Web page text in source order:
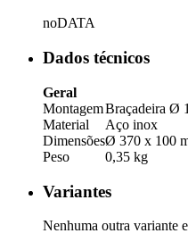
noDATA
Dados técnicos
Geral
MontagemBraçadeira Ø
Material
Aço inox
DimensõesØ 370 x 100
Peso
0,35 kg
Variantes
Nenhuma outra variante